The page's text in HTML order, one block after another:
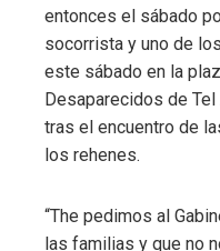
entonces el sábado
socorrista y uno de
este sábado en la
Desaparecidos de
tras el encuentro de
los rehenes.
“The pedimos al
las familias y que no